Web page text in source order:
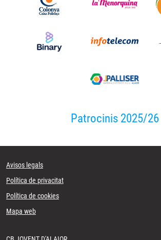
Patrocinis 2025/26
Avisos legals
Política de privacitat
Política de cookies
Mapa web